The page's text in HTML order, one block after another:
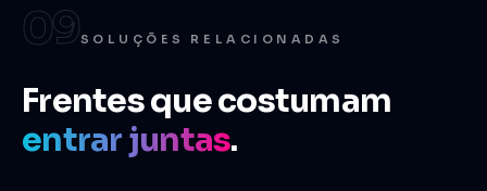
09SOLUÇÕES RELACIONADAS
Frentes que costumam
entrar juntas.